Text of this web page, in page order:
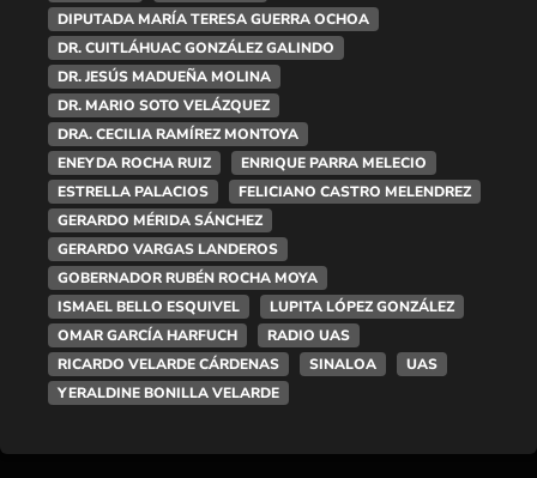
DIPUTADA MARÍA TERESA GUERRA OCHOA
DR. CUITLÁHUAC GONZÁLEZ GALINDO
DR. JESÚS MADUEÑA MOLINA
DR. MARIO SOTO VELÁZQUEZ
DRA. CECILIA RAMÍREZ MONTOYA
ENEYDA ROCHA RUIZ
ENRIQUE PARRA MELECIO
ESTRELLA PALACIOS
FELICIANO CASTRO MELENDREZ
GERARDO MÉRIDA SÁNCHEZ
GERARDO VARGAS LANDEROS
GOBERNADOR RUBÉN ROCHA MOYA
ISMAEL BELLO ESQUIVEL
LUPITA LÓPEZ GONZÁLEZ
OMAR GARCÍA HARFUCH
RADIO UAS
RICARDO VELARDE CÁRDENAS
SINALOA
UAS
YERALDINE BONILLA VELARDE